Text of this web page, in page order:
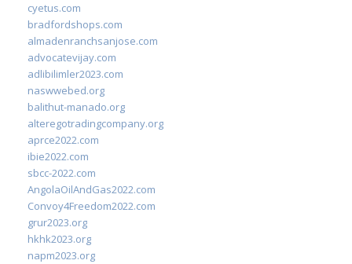
cyetus.com
bradfordshops.com
almadenranchsanjose.com
advocatevijay.com
adlibilimler2023.com
naswwebed.org
balithut-manado.org
alteregotradingcompany.org
aprce2022.com
ibie2022.com
sbcc-2022.com
AngolaOilAndGas2022.com
Convoy4Freedom2022.com
grur2023.org
hkhk2023.org
napm2023.org